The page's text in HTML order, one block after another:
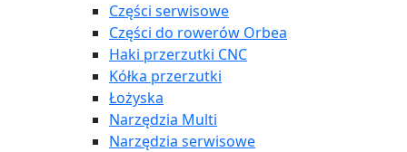
Części serwisowe
Części do rowerów Orbea
Haki przerzutki CNC
Kółka przerzutki
Łożyska
Narzędzia Multi
Narzędzia serwisowe